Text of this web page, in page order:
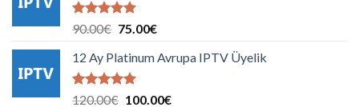
5 üzerinden
aldı
90.00€ Orijinal
90.00€.
75.00€Şu
fiyat:
12 Ay Platinum Avrupa IPTV Üyelik
5 üzerinden
120.00€ Orijinal
100.00€Şu